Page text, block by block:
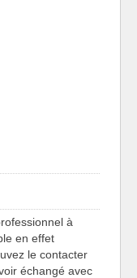
à
en effet
le contacter
échangé avec